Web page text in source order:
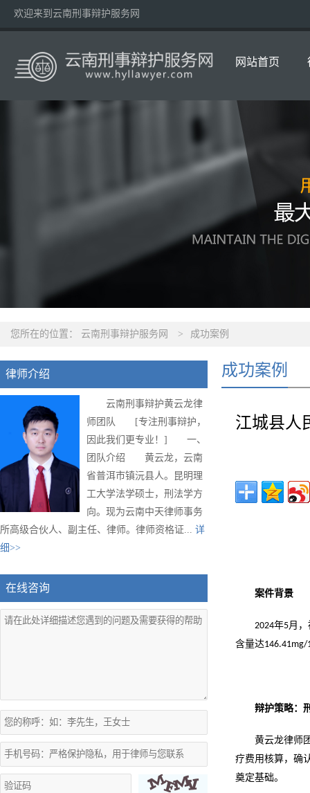
欢迎来到云南刑事辩护服务网
网站首页
您所在的位置： 云南刑事辩护服务网 > 成功案例
律师介绍
云南刑事辩护黄云龙律
师团队 [专注刑事辩护，
因此我们更专业！] 一、
团队介绍 黄云龙，云南
省普洱市镇沅县人。昆明理
工大学法学硕士，刑法学方
向。现为云南中天律师事务
所高级合伙人、副主任、律师。律师资格证... 详
细>>
在线咨询
成功案例
江城县人
案件背景
2024年5月
含量达146.41mg/
辩护策略：
黄云龙律师
疗费用核算，确
奠定基础。